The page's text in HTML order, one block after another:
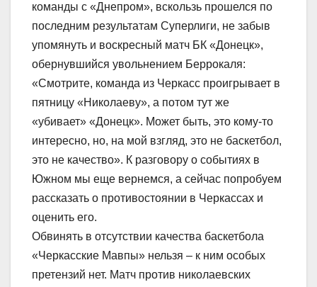
команды с «Днепром», вскользь прошелся по
последним результатам Суперлиги, не забыв
упомянуть и воскресный матч БК «Донецк»,
обернувшийся увольнением Беррокаля:
«Смотрите, команда из Черкасс проигрывает в
пятницу «Николаеву», а потом тут же
«убивает» «Донецк». Может быть, это кому-то
интересно, но, на мой взгляд, это не баскетбол,
это не качество». К разговору о событиях в
Южном мы еще вернемся, а сейчас попробуем
рассказать о противостоянии в Черкассах и
оценить его.
Обвинять в отсутствии качества баскетбола
«Черкасские Мавпы» нельзя – к ним особых
претензий нет. Матч против николаевских